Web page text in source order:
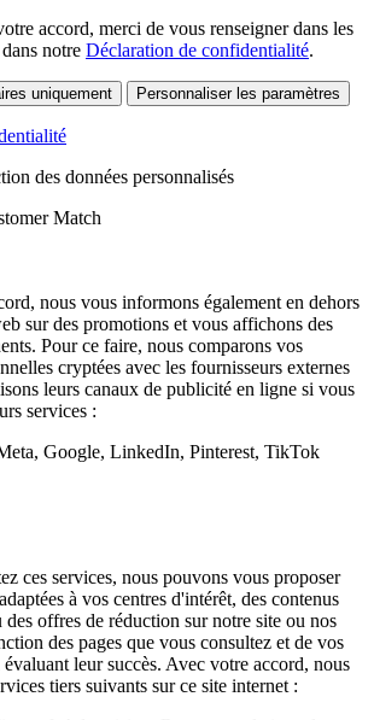
accord, merci de vous renseigner dans les
notre Déclaration de confidentialité.
uniquement Personnaliser les paramètres
des données personnalisés
Match
nous vous informons également en dehors
sur des promotions et vous affichons des
Pour ce faire, nous comparons vos
cryptées avec les fournisseurs externes
leurs canaux de publicité en ligne si vous
services :
Google, LinkedIn, Pinterest, TikTok
ces services, nous pouvons vous proposer
à vos centres d'intérêt, des contenus
des offres de réduction sur notre site ou nos
des pages que vous consultez et de vos
évaluant leur succès. Avec votre accord, nous
tiers suivants sur ce site internet :